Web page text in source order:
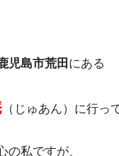
児島市荒田 にある
（じゅあん）に行っ
の私ですが、